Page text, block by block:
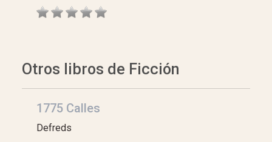
Otros libros de Ficción
1775 Calles
Defreds